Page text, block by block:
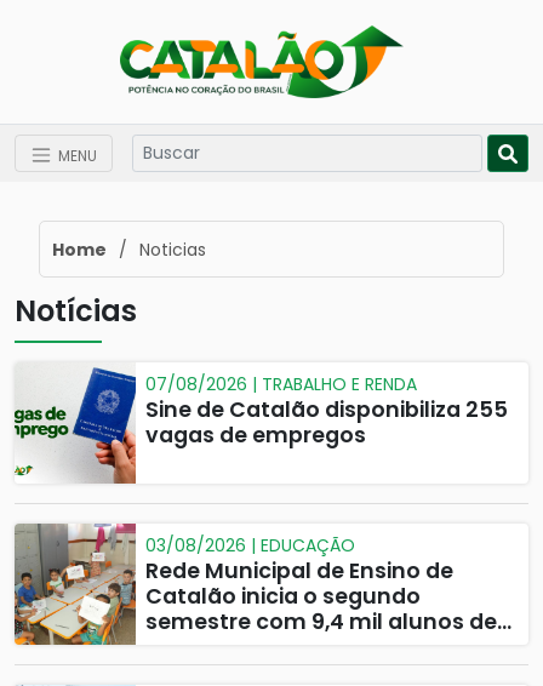
MENU
Home / Noticias
Notícias
07/08/2026 | TRABALHO E RENDA
Sine de Catalão disponibiliza 255
vagas de empregos
03/08/2026 | EDUCAÇÃO
Rede Municipal de Ensino de
Catalão inicia o segundo
semestre com 9,4 mil alunos de